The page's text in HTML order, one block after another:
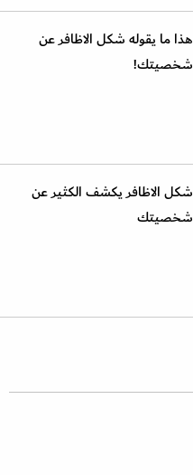
هذا ما يقوله شكل الاظافر عن
شخصيتك!
شكل الاظافر يكشف الكثير عن
شخصيتك